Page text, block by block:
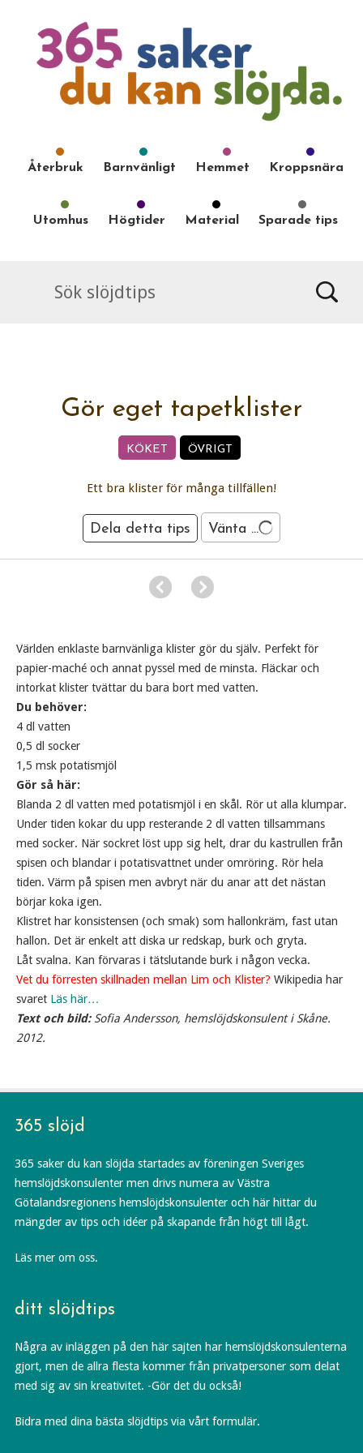
Återbruk Barnvänligt Hemmet Kroppsnära
Utomhus Högtider Material Sparade tips
Gör eget tapetklister
KÖKET ÖVRIGT
Ett bra klister för många tillfällen!
Dela detta tips Vänta ...
Världen enklaste barnvänliga klister gör du själv. Perfekt för
papier-maché och annat pyssel med de minsta. Fläckar och
intorkat klister tvättar du bara bort med vatten.
Du behöver:
4 dl vatten
0,5 dl socker
1,5 msk potatismjöl
Gör så här:
Blanda 2 dl vatten med potatismjöl i en skål. Rör ut alla klumpar.
Under tiden kokar du upp resterande 2 dl vatten tillsammans
med socker. När sockret löst upp sig helt, drar du kastrullen från
spisen och blandar i potatisvattnet under omröring. Rör hela
tiden. Värm på spisen men avbryt när du anar att det nästan
börjar koka igen.
Klistret har konsistensen (och smak) som hallonkräm, fast utan
hallon. Det är enkelt att diska ur redskap, burk och gryta.
Låt svalna. Kan förvaras i tätslutande burk i någon vecka.
Vet du förresten skillnaden mellan Lim och Klister? Wikipedia har
svaret Läs här…
Text och bild:Sofia Andersson, hemslöjdskonsulent i Skåne.
2012.
365 slöjd
365 saker du kan slöjda startades av föreningen Sveriges
hemslöjdskonsulenter men drivs numera av Västra
Götalandsregionens hemslöjdskonsulenter och här hittar du
mängder av tips och idéer på skapande från högt till lågt.
Läs mer om oss.
ditt slöjdtips
Några av inläggen på den här sajten har hemslöjdskonsulenterna
gjort, men de allra flesta kommer från privatpersoner som delat
med sig av sin kreativitet. -Gör det du också!
Bidra med dina bästa slöjdtips via vårt formulär.